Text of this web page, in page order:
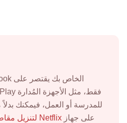
للمدرسة أو العمل، فيمكنك
MovPilot لتنزيل مقاطع الفيديو من Netflix